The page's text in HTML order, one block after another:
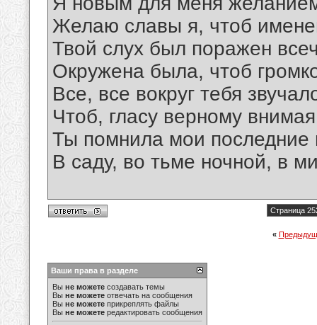
Желаю славы я, чтоб
Твой слух был поражен
Окружена была, чтоб
Все, все вокруг тебя
Чтоб, гласу верному
Ты помнила мои последние
В саду, во тьме ночной, в
Страница
«
Ваши права в разделе
Вы не можете создавать темы
Вы не можете отвечать на сообщения
Вы не можете прикреплять файлы
Вы не можете редактировать сообщения